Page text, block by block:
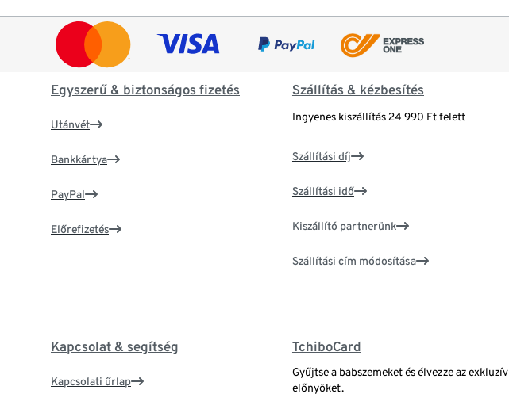
Egyszerű & biztonságos fizetés
Utánvét
Bankkártya
PayPal
Előrefizetés
Szállítás & kézbesítés
Ingyenes kiszállítás 24 990 Ft felett
Szállítási díj
Szállítási idő
Kiszállító partnerünk
Szállítási cím módosítása
Kapcsolat & segítség
Kapcsolati űrlap
TchiboCard
Gyűjtse a babszemeket és élvezze az exkluzív
előnyöket.